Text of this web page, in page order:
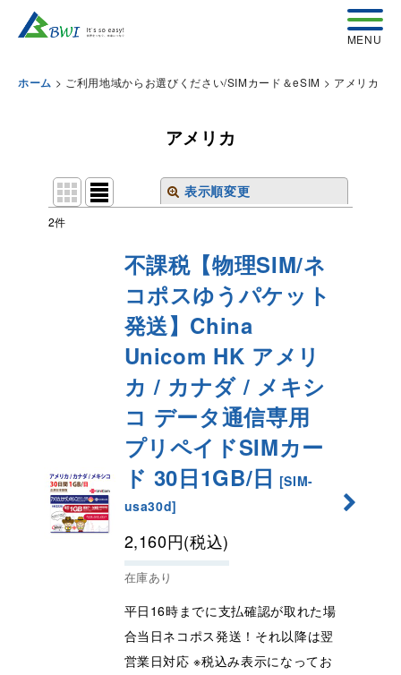
ホーム > ご利用地域からお選びください/SIMカード＆eSIM > アメリカ
アメリカ
表示順変更
絞り込む
2件
不課税【物理SIM/ネ
コポスゆうパケット
発送】China
Unicom HK アメリ
カ / カナダ / メキシ
コ データ通信専用
プリペイドSIMカー
ド 30日1GB/日 [SIM-
usa30d]
2,160円(税込)
在庫あり
平日16時までに支払確認が取れた場
合当日ネコポス発送！それ以降は翌
営業日対応 ※税込み表示になってお